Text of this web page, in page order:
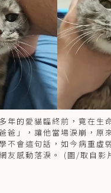
年的愛貓臨終前，竟在生
爸」，讓他當場淚崩，原
不會這句話，如今病重虛
友感動落淚。 (圖/取自影